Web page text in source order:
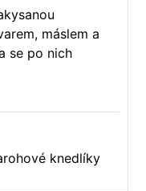
máslem a
se po nich
knedlíky